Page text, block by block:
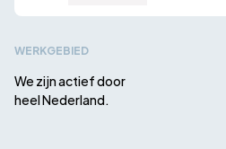
WERKGEBIED
We zijn actief door
heel Nederland.